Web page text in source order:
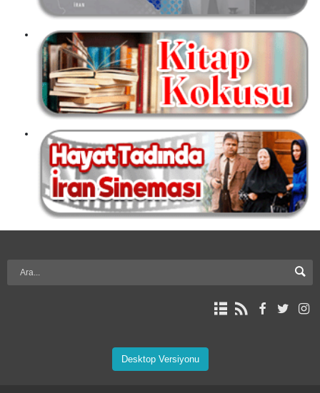
Desktop Versiyonu